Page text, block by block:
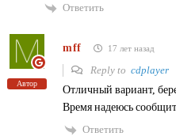
Ответить
Автор
mff 17 лет назад
Reply to cdplayer
Отличный вариант,
Время надеюсь
Ответить